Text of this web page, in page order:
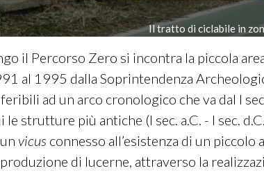
Il tratto di ciclabile in
il Percorso Zero si incontra la piccola
al 1995 dalla Soprintendenza
ad un arco cronologico che va dal I
le strutture più antiche (I sec. a.C. - I sec.
vicus connesso all’esistenza di un piccolo
di lucerne, attraverso la